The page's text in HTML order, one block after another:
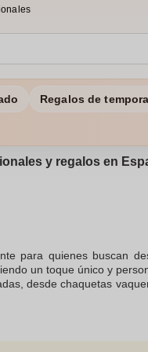
Regalos de
y regalos en
para quienes buscan
un toque único y
desde chaquetas
chaquetas bordadas
la imagen y la